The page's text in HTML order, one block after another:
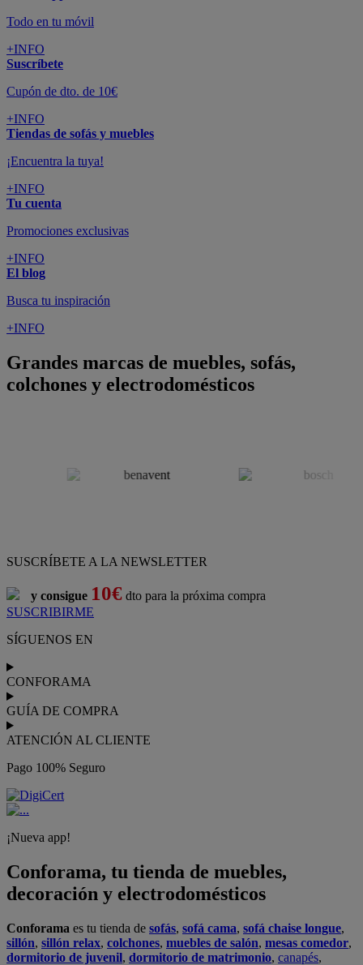
Todo en tu móvil
+INFO
Suscríbete
Cupón de dto. de 10€
+INFO
Tiendas de sofás y muebles
¡Encuentra la tuya!
+INFO
Tu cuenta
Promociones exclusivas
+INFO
El blog
Busca tu inspiración
+INFO
Grandes marcas de muebles, sofás,
colchones y electrodomésticos
SUSCRÍBETE A LA NEWSLETTER
y consigue 10€ dto para la próxima compra
SUSCRIBIRME
SÍGUENOS EN
CONFORAMA
GUÍA DE COMPRA
ATENCIÓN AL CLIENTE
Pago 100% Seguro
¡Nueva app!
Conforama, tu tienda de muebles,
decoración y electrodomésticos
Conforama es tu tienda de sofás, sofá cama, sofá chaise longue,
sillón, sillón relax, colchones, muebles de salón, mesas comedor,
dormitorio de juvenil, dormitorio de matrimonio, canapés,